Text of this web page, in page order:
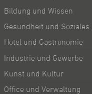
Bildung und Wissen
Gesundheit und Soziales
Hotel und Gastronomie
Industrie und Gewerbe
Kunst und Kultur
Office und Verwaltung